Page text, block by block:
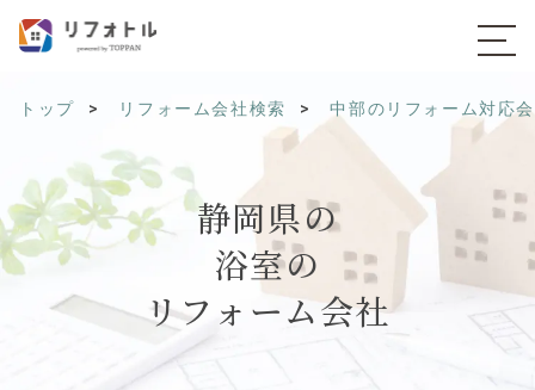
トップ リフォーム会社検索 中部のリフォーム対応
静岡県の
浴室の
リフォーム会社